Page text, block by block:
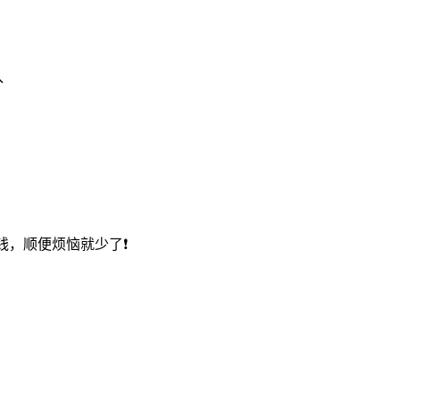
顺便烦恼就少了❗